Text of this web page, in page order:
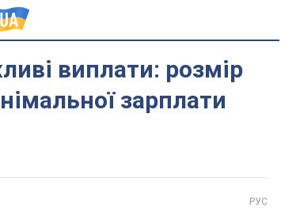
виплати: розмір
зарплати
РУС